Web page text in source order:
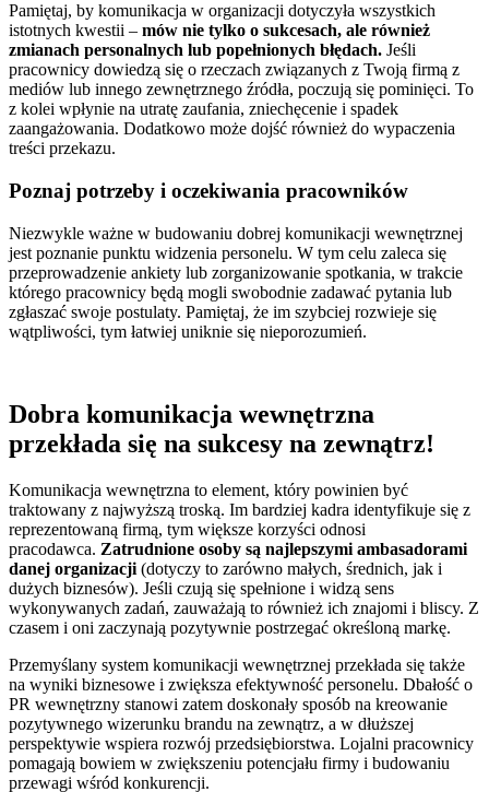
Pamiętaj, by komunikacja w organizacji dotyczyła wszystkich
istotnych kwestii – mów nie tylko o sukcesach, ale również
zmianach personalnych lub popełnionych błędach. Jeśli
pracownicy dowiedzą się o rzeczach związanych z Twoją firmą z
mediów lub innego zewnętrznego źródła, poczują się pominięci. To
z kolei wpłynie na utratę zaufania, zniechęcenie i spadek
zaangażowania. Dodatkowo może dojść również do wypaczenia
treści przekazu.
Poznaj potrzeby i oczekiwania pracowników
Niezwykle ważne w budowaniu dobrej komunikacji wewnętrznej
jest poznanie punktu widzenia personelu. W tym celu zaleca się
przeprowadzenie ankiety lub zorganizowanie spotkania, w trakcie
którego pracownicy będą mogli swobodnie zadawać pytania lub
zgłaszać swoje postulaty. Pamiętaj, że im szybciej rozwieje się
wątpliwości, tym łatwiej uniknie się nieporozumień.
Dobra komunikacja wewnętrzna
przekłada się na sukcesy na zewnątrz!
Komunikacja wewnętrzna to element, który powinien być
traktowany z najwyższą troską. Im bardziej kadra identyfikuje się z
reprezentowaną firmą, tym większe korzyści odnosi
pracodawca. Zatrudnione osoby są najlepszymi ambasadorami
danej organizacji (dotyczy to zarówno małych, średnich, jak i
dużych biznesów). Jeśli czują się spełnione i widzą sens
wykonywanych zadań, zauważają to również ich znajomi i bliscy. Z
czasem i oni zaczynają pozytywnie postrzegać określoną markę.
Przemyślany system komunikacji wewnętrznej przekłada się także
na wyniki biznesowe i zwiększa efektywność personelu. Dbałość o
PR wewnętrzny stanowi zatem doskonały sposób na kreowanie
pozytywnego wizerunku brandu na zewnątrz, a w dłuższej
perspektywie wspiera rozwój przedsiębiorstwa. Lojalni pracownicy
pomagają bowiem w zwiększeniu potencjału firmy i budowaniu
przewagi wśród konkurencji.